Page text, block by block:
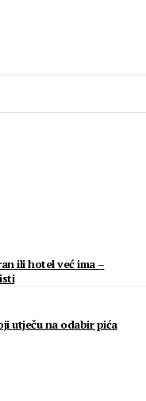
ili hotel već ima –
utječu na odabir pića